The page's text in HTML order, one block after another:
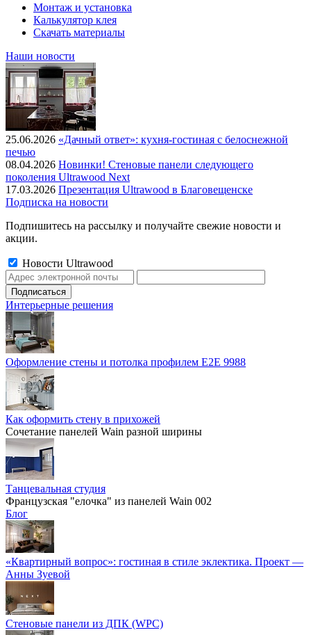
Монтаж и установка
Калькулятор клея
Скачать материалы
Наши новости
25.06.2026 «Дачный ответ»: кухня-гостиная с белоснежной
печью
08.04.2026 Новинки! Стеновые панели следующего
поколения Ultrawood Next
17.03.2026 Презентация Ultrawood в Благовещенске
Подписка на новости
Подпишитесь на рассылку и получайте свежие новости и
акции.
Новости Ultrawood
Интерьерные решения
Оформление стены и потолка профилем E2E 9988
Как оформить стену в прихожей
Сочетание панелей Wain разной ширины
Танцевальная студия
Французская "елочка" из панелей Wain 002
Блог
«Квартирный вопрос»: гостиная в стиле эклектика. Проект —
Анны Зуевой
Стеновые панели из ДПК (WPC)